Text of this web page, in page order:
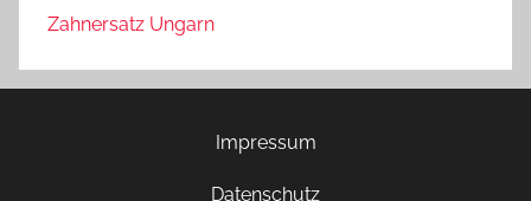
Zahnersatz Ungarn
Impressum
Datenschutz